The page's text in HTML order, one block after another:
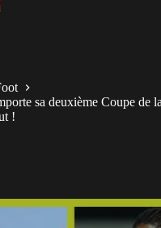
sa deuxième Coupe de
!